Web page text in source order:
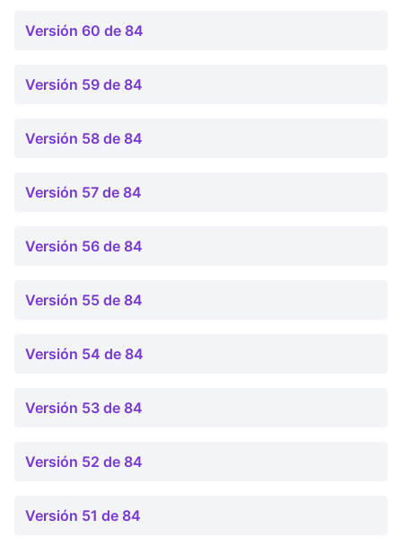
Versión 60 de 84
Versión 59 de 84
Versión 58 de 84
Versión 57 de 84
Versión 56 de 84
Versión 55 de 84
Versión 54 de 84
Versión 53 de 84
Versión 52 de 84
Versión 51 de 84